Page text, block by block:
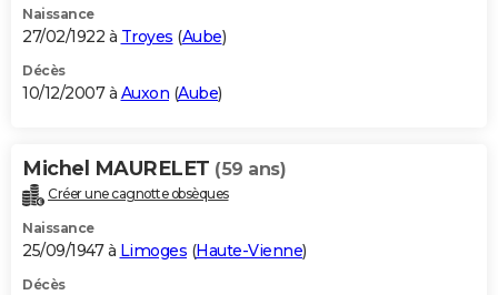
Naissance
27/02/1922 à Troyes (Aube)
Décès
10/12/2007 à Auxon (Aube)
Michel MAURELET (59 ans)
Créer une cagnotte obsèques
Naissance
25/09/1947 à Limoges (Haute-Vienne)
Décès